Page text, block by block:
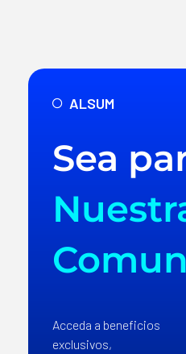
ALSUM
Sea
Acceda a beneficios
exclusivos,